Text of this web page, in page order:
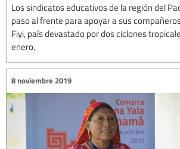
Los sindicatos educativos de la región del
paso al frente para apoyar a sus
Fiyi, país devastado por dos ciclones
enero.
8 noviembre 2019